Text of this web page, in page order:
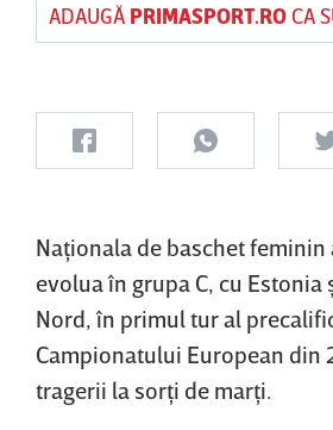
ADAUGĂ PRIMASPORT.ROCA
Naţionala de baschet feminin
evolua în grupa C, cu Estonia
Nord, în primul tur al
Campionatului European
tragerii la sorţi de marţi.